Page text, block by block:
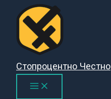
Перейти
содержимому
Стопроцентно Честно